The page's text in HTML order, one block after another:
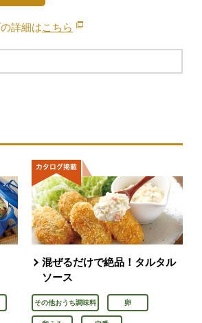
詳細はこちら 別のウィンドウで開きます。
混ぜるだけで絶品！タルタル
ソース
その他おうち調味料 卵